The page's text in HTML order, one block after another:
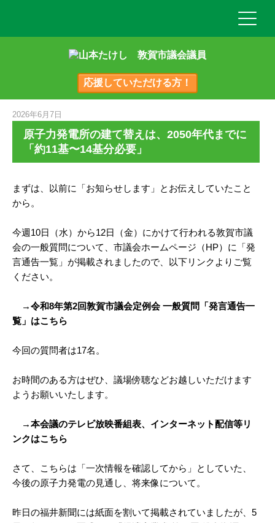
応援していただける方！
2026年6月7日
原子力発電所の建て替えは、2050年代までに
「約11基〜14基分必要」
まずは、以前に「お知らせします」とお伝えしていたこと
から。
今週10日（水）から12日（金）にかけて行われる敦賀市議
会の一般質問について、市議会ホームページ（HP）に「発
言通告一覧」が掲載されましたので、以下リンクよりご覧
ください。
→令和8年第2回敦賀市議会定例会 一般質問「発言通告一
覧」はこちら
今回の質問者は17名。
お時間のある方はぜひ、議場傍聴などお越しいただけます
ようお願いいたします。
→本会議のテレビ放映番組表、インターネット配信等リ
ンクはこちら
さて、こちらは「一次情報を確認してから」としていた、
今後の原子力発電の見通し、将来像について。
昨日の福井新聞には紙面を割いて掲載されていましたが、5